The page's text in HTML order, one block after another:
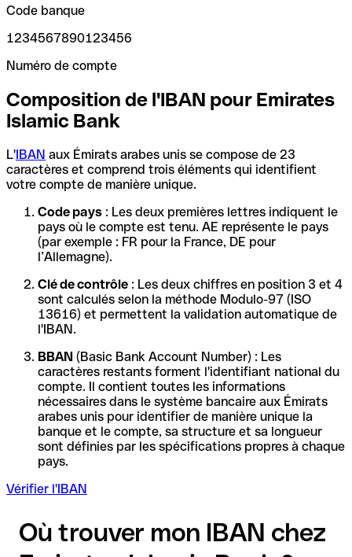
Code banque
1234567890123456
Numéro de compte
Composition de l'IBAN pour Emirates
Islamic Bank
L'IBAN aux Émirats arabes unis se compose de 23
caractères et comprend trois éléments qui identifient
votre compte de manière unique.
Code pays : Les deux premières lettres indiquent le
pays où le compte est tenu. AE représente le pays
(par exemple : FR pour la France, DE pour
l’Allemagne).
Clé de contrôle : Les deux chiffres en position 3 et 4
sont calculés selon la méthode Modulo-97 (ISO
13616) et permettent la validation automatique de
l'IBAN.
BBAN (Basic Bank Account Number) : Les
caractères restants forment l'identifiant national du
compte. Il contient toutes les informations
nécessaires dans le système bancaire aux Émirats
arabes unis pour identifier de manière unique la
banque et le compte, sa structure et sa longueur
sont définies par les spécifications propres à chaque
pays.
Vérifier l'IBAN
Où trouver mon IBAN chez